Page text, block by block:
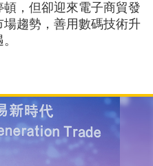
，但卻迎來電子商貿發
趨勢，善用數碼技術升